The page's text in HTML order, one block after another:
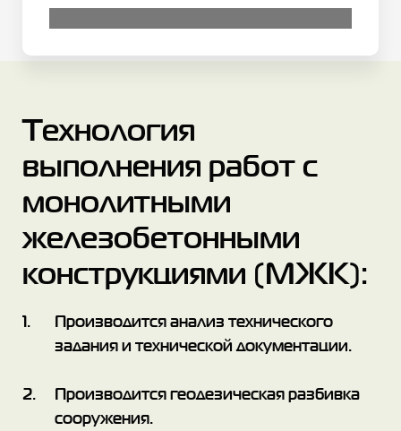
Технология
выполнения работ с
монолитными
железобетонными
конструкциями (МЖК):
Производится анализ технического
задания и технической документации.
Производится геодезическая разбивка
сооружения.